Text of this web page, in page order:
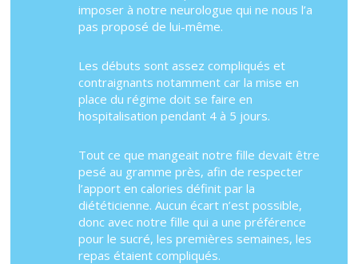
imposer à notre neurologue qui ne nous l’a
pas proposé de lui-même.
Les débuts sont assez compliqués et
contraignants notamment car la mise en
place du régime doit se faire en
hospitalisation pendant 4 à 5 jours.
Tout ce que mangeait notre fille devait être
pesé au gramme près, afin de respecter
l’apport en calories définit par la
diététicienne. Aucun écart n’est possible,
donc avec notre fille qui a une préférence
pour le sucré, les premières semaines, les
repas étaient compliqués.